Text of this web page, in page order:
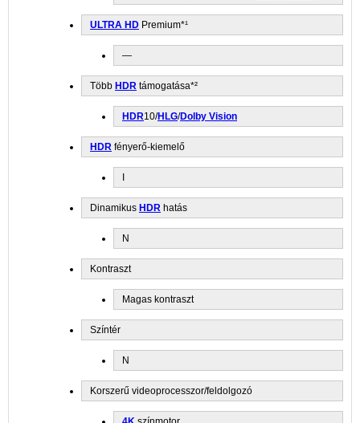
ULTRA HD Premium*¹
—
Több HDR támogatása*²
HDR10/HLG/Dolby Vision
HDR fényerő-kiemelő
I
Dinamikus HDR hatás
N
Kontraszt
Magas kontraszt
Színtér
N
Korszerű videoprocesszor/feldolgozó